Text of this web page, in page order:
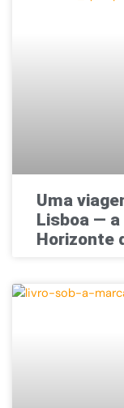
Uma
Lisboa — a
Horizonte